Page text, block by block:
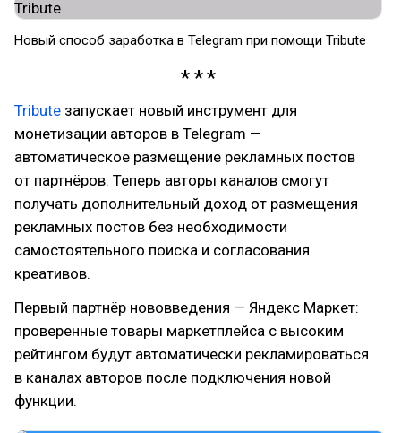
Новый способ заработка в Telegram при помощи Tribute
Tribute запускает новый инструмент для
монетизации авторов в Telegram —
автоматическое размещение рекламных постов
от партнёров. Теперь авторы каналов смогут
получать дополнительный доход от размещения
рекламных постов без необходимости
самостоятельного поиска и согласования
креативов.
Первый партнёр нововведения — Яндекс Маркет:
проверенные товары маркетплейса с высоким
рейтингом будут автоматически рекламироваться
в каналах авторов после подключения новой
функции.